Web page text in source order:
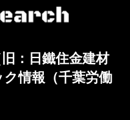
旧：日鐵住金建材
情報（千葉労働